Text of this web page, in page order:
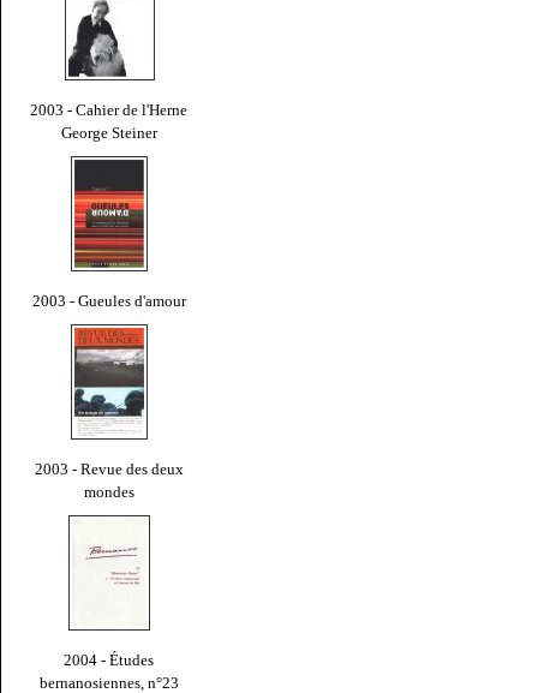
2003 - Cahier de l'Herne
George Steiner
2003 - Gueules d'amour
2003 - Revue des deux
mondes
2004 - Études
bernanosiennes, n°23